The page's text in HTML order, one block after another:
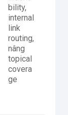
bility,
internal
link
routing,
nâng
topical
covera
ge